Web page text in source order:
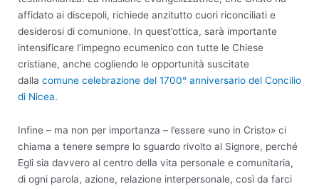
affidato ai discepoli, richiede anzitutto cuori riconciliati e
desiderosi di comunione. In quest’ottica, sarà importante
intensificare l’impegno ecumenico con tutte le Chiese
cristiane, anche cogliendo le opportunità suscitate
dalla comune celebrazione del 1700° anniversario del Concilio
di Nicea.
Infine – ma non per importanza – l’essere «uno in Cristo» ci
chiama a tenere sempre lo sguardo rivolto al Signore, perché
Egli sia davvero al centro della vita personale e comunitaria,
di ogni parola, azione, relazione interpersonale, così da farci